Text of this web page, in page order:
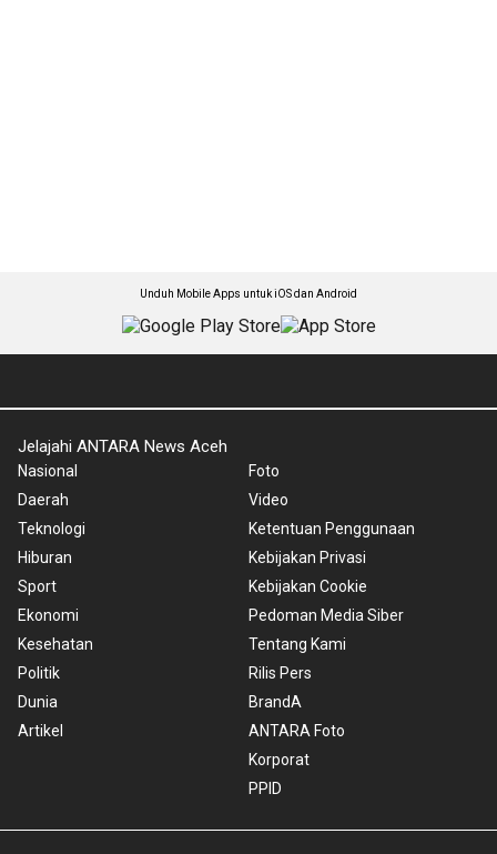
Unduh Mobile Apps untuk iOS dan Android
Jelajahi ANTARA News Aceh
Nasional
Daerah
Teknologi
Hiburan
Sport
Ekonomi
Kesehatan
Politik
Dunia
Artikel
Foto
Video
Ketentuan Penggunaan
Kebijakan Privasi
Kebijakan Cookie
Pedoman Media Siber
Tentang Kami
Rilis Pers
BrandA
ANTARA Foto
Korporat
PPID